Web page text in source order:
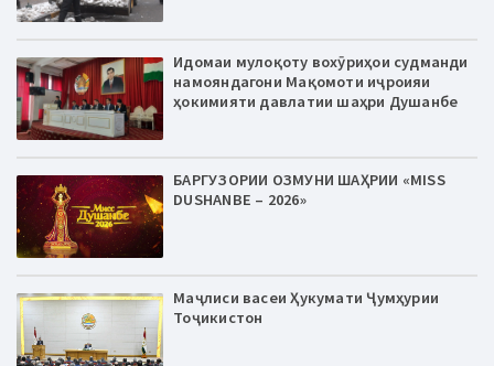
Идомаи мулоқоту вохӯриҳои судманди
намояндагони Мақомоти иҷроияи
ҳокимияти давлатии шаҳри Душанбе
БАРГУЗОРИИ ОЗМУНИ ШАҲРИИ «MISS
DUSHANBE – 2026»
Маҷлиси васеи Ҳукумати Ҷумҳурии
Тоҷикистон